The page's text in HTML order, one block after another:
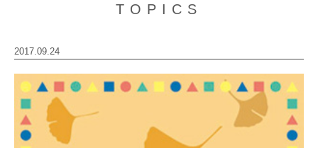
MAP
TOPICS
2017.09.24